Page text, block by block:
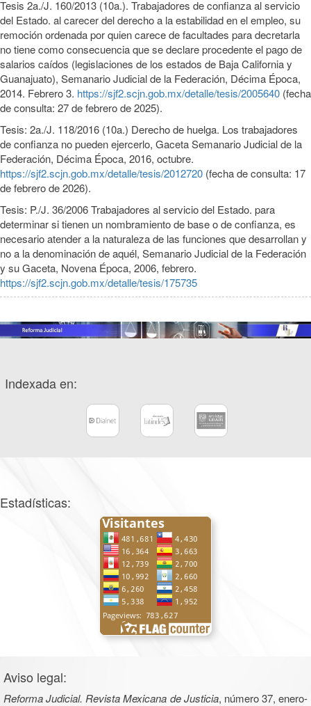
Tesis 2a./J. 160/2013 (10a.). Trabajadores de confianza al servicio
del Estado. al carecer del derecho a la estabilidad en el empleo, su
remoción ordenada por quien carece de facultades para decretarla
no tiene como consecuencia que se declare procedente el pago de
salarios caídos (legislaciones de los estados de Baja California y
Guanajuato), Semanario Judicial de la Federación, Décima Época,
2014. Febrero 3. https://sjf2.scjn.gob.mx/detalle/tesis/2005640 (fecha
de consulta: 27 de febrero de 2025).
Tesis: 2a./J. 118/2016 (10a.) Derecho de huelga. Los trabajadores
de confianza no pueden ejercerlo, Gaceta Semanario Judicial de la
Federación, Décima Época, 2016, octubre.
https://sjf2.scjn.gob.mx/detalle/tesis/2012720 (fecha de consulta: 17
de febrero de 2026).
Tesis: P./J. 36/2006 Trabajadores al servicio del Estado. para
determinar si tienen un nombramiento de base o de confianza, es
necesario atender a la naturaleza de las funciones que desarrollan y
no a la denominación de aquél, Semanario Judicial de la Federación
y su Gaceta, Novena Época, 2006, febrero.
https://sjf2.scjn.gob.mx/detalle/tesis/175735
Indexada en:
Estadísticas:
Aviso legal:
Reforma Judicial. Revista Mexicana de Justicia, número 37, enero-